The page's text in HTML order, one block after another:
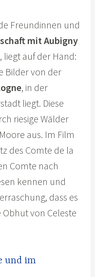
Freundinnen und
mit Aubigny
liegt auf der Hand:
Bilder von der
, in der
liegt. Diese
riesige Wälder
aus. Im Film
des Comte de la
Comte nach
kennen und
dass es
Obhut von Celeste
und im